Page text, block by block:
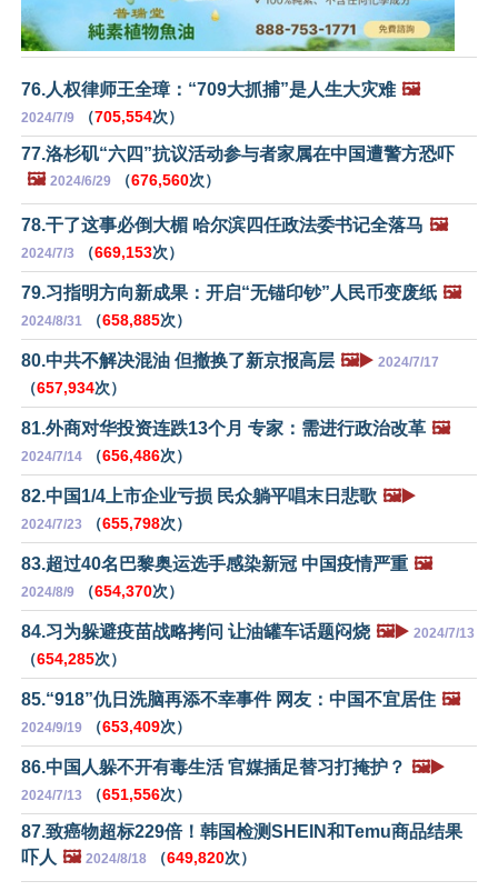
76.人权律师王全璋：“709大抓捕”是人生大灾难 🖼️
2024/7/9 （705,554次）
77.洛杉矶“六四”抗议活动参与者家属在中国遭警方恐吓
🖼️ 2024/6/29 （676,560次）
78.干了这事必倒大楣 哈尔滨四任政法委书记全落马 🖼️
2024/7/3 （669,153次）
79.习指明方向新成果：开启“无锚印钞”人民币变废纸 🖼️
2024/8/31 （658,885次）
80.中共不解决混油 但撤换了新京报高层 🖼️▶️ 2024/7/17
（657,934次）
81.外商对华投资连跌13个月 专家：需进行政治改革 🖼️
2024/7/14 （656,486次）
82.中国1/4上市企业亏损 民众躺平唱末日悲歌 🖼️▶️
2024/7/23 （655,798次）
83.超过40名巴黎奥运选手感染新冠 中国疫情严重 🖼️
2024/8/9 （654,370次）
84.习为躲避疫苗战略拷问 让油罐车话题闷烧 🖼️▶️ 2024/7/13
（654,285次）
85.“918”仇日洗脑再添不幸事件 网友：中国不宜居住 🖼️
2024/9/19 （653,409次）
86.中国人躲不开有毒生活 官媒插足替习打掩护？ 🖼️▶️
2024/7/13 （651,556次）
87.致癌物超标229倍！韩国检测SHEIN和Temu商品结果
吓人 🖼️ 2024/8/18 （649,820次）